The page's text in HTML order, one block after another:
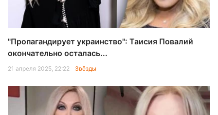
"Пропагандирует украинство": Таисия Повалий
окончательно осталась...
21 апреля 2025, 22:22 Звёзды